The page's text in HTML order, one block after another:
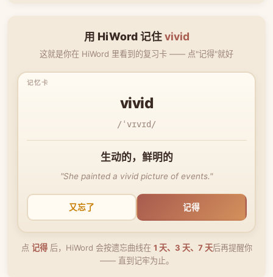
用 HiWord 记住vivid
这就是你在 HiWord 里看到的复习卡 —— 点"记得"就好
vivid
/ˈvɪvɪd/
生动的，鲜明的
"She painted a vivid picture of events."
又忘了 记得
点 记得后，HiWord 会按遗忘曲线在 1 天、3 天、7 天后再提醒你
—— 直到记牢为止。